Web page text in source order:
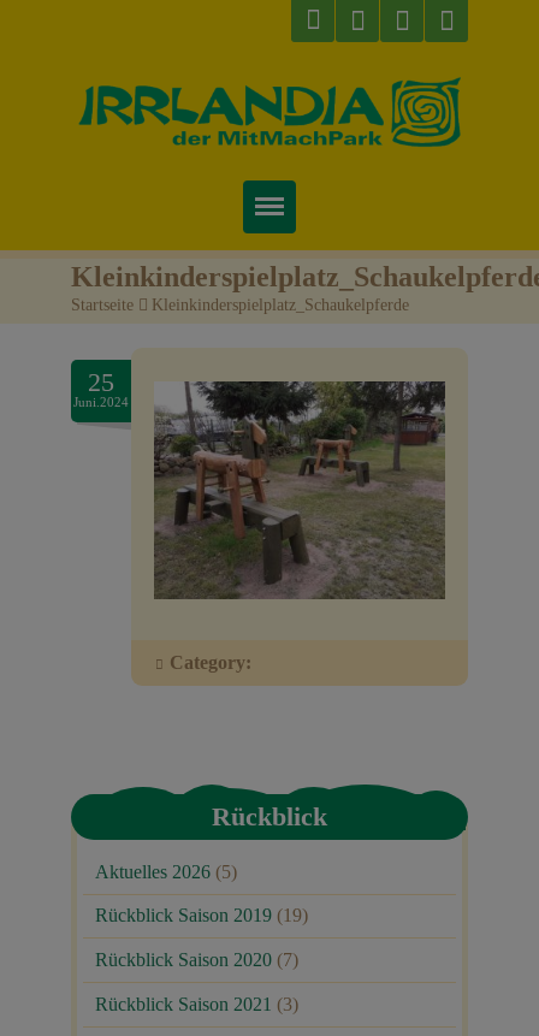
Startseite
Preise & Infos
Tickets
Attraktionen
Videos
Veranstaltungen
Startseite > Kleinkinderspielplatz_Schaukelpferde
25
Juni.2024
Category:
Rückblick
Aktuelles 2026 (5)
Rückblick Saison 2019 (19)
Rückblick Saison 2020 (7)
Rückblick Saison 2021 (3)